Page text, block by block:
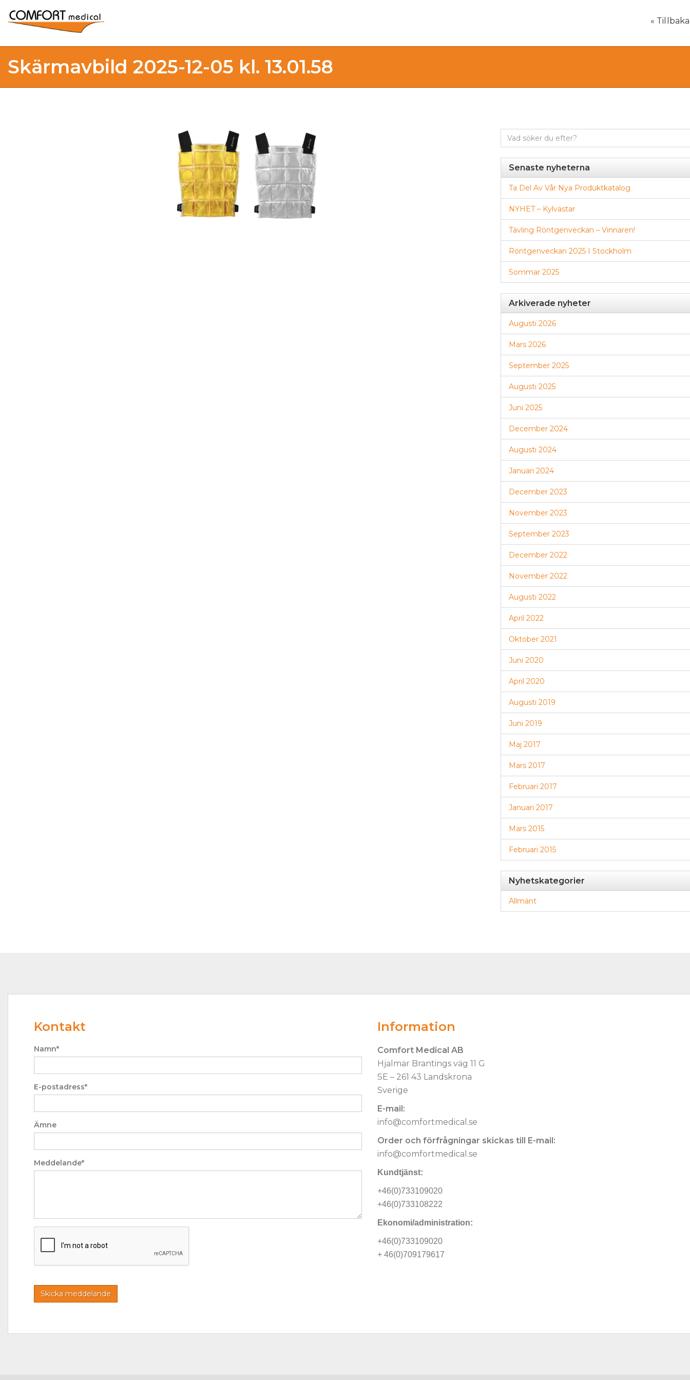
«
Skärmavbild 2025-12-05 kl. 13.01.58
Sök
Senaste nyheterna
Ta Del Av Vår Nya Produktkatalog
NYHET – Kylvästar
Tävling Röntgenveckan – Vinnaren!
Röntgenveckan 2025 I Stockholm
Sommar 2025
Arkiverade nyheter
Augusti 2026
Mars 2026
September 2025
Augusti 2025
Juni 2025
December 2024
Augusti 2024
Januari 2024
December 2023
November 2023
September 2023
December 2022
November 2022
Augusti 2022
April 2022
Oktober 2021
Juni 2020
April 2020
Augusti 2019
Juni 2019
Maj 2017
Mars 2017
Februari 2017
Januari 2017
Mars 2015
Februari 2015
Nyhetskategorier
Allmänt
Kontakt
Namn*
E-postadress*
Ämne
Meddelande*
Information
Comfort Medical AB
Hjalmar Brantings väg 11 G
SE – 261 43 Landskrona
Sverige
E-mail:
info@comfortmedical.se
Order och förfrågningar skickas till E-mail:
info@comfortmedical.se
Kundtjänst:
+46(0)733109020
+46(0)733108222
Ekonomi/administration:
+46(0)733109020
+ 46(0)709179617